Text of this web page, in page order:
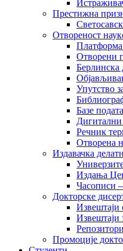
Престижна
Отвореност
Платформа
Отворени
Берлинска
Упутство
Базе
Дигитални
Рeчник
Отворена
Издавачка
Издања
Часописи
Докторске
Извештаји
Промоције